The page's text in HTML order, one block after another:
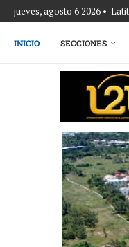
jueves, agosto 6 2026 •
INICIO SECCIONES